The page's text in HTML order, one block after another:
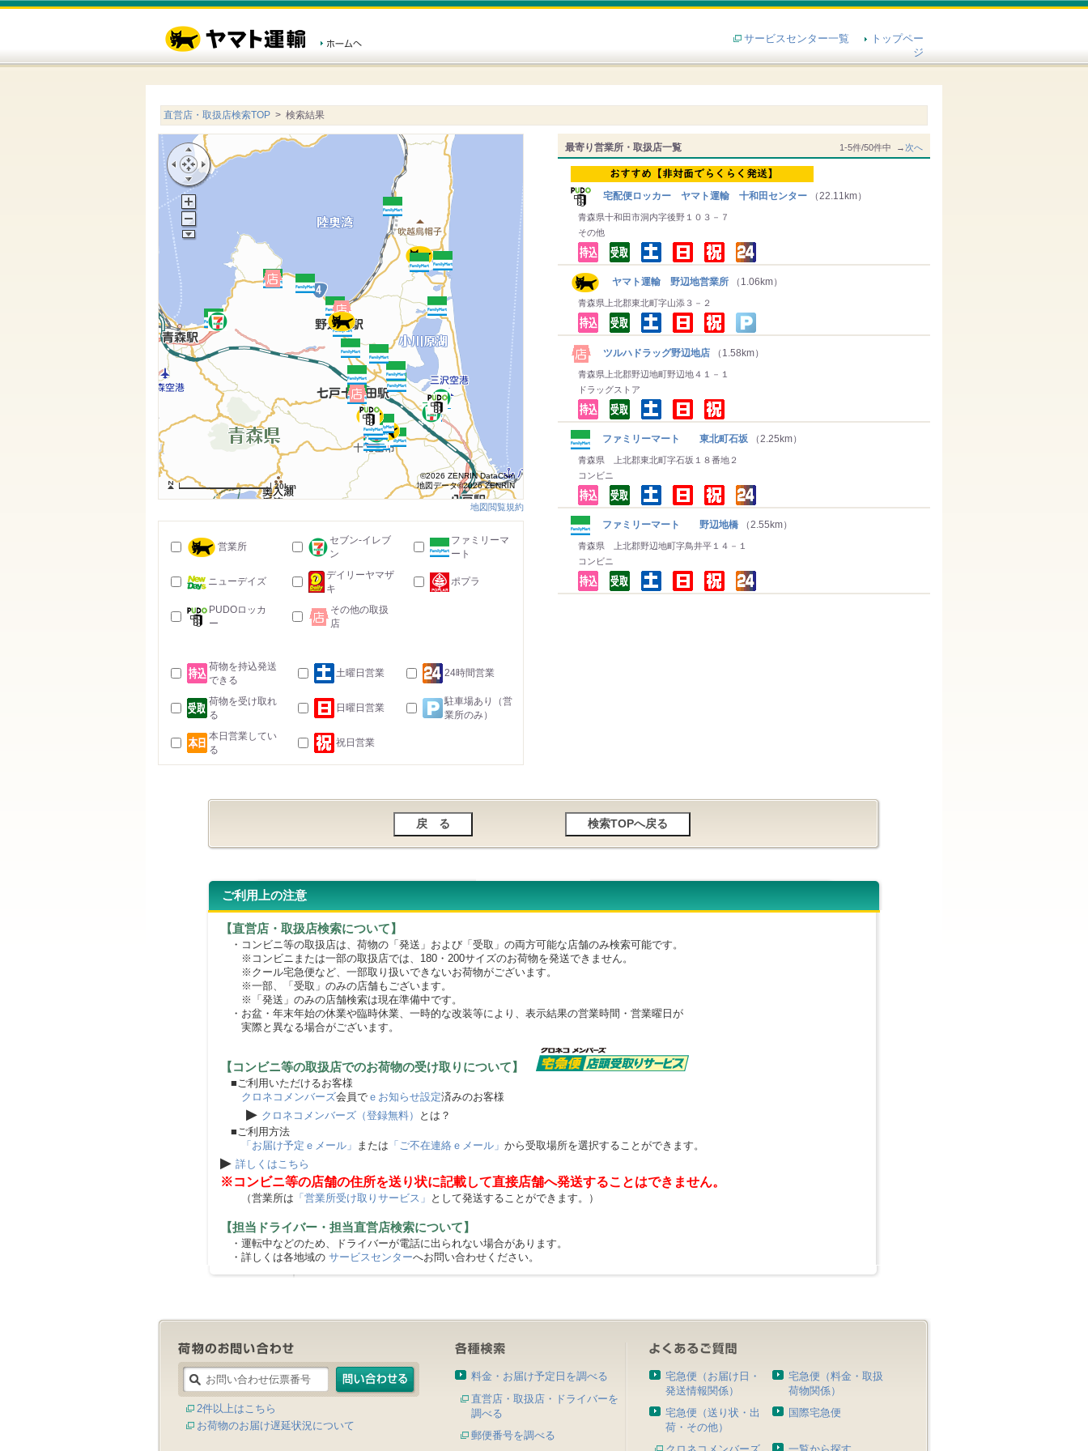
サービスセンター一覧
トップペー
ジ
直営店・取扱店検索TOP > 検索結果
最寄り営業所・取扱店一覧 1-5件/50件中 →次へ
宅配便ロッカー ヤマト運輸 十和田センター （22.11km）
青森県十和田市洞内字後野１０３－７
その他
ヤマト運輸 野辺地営業所 （1.06km）
青森県上北郡東北町字山添３－２
ツルハドラッグ野辺地店 （1.58km）
青森県上北郡野辺地町野辺地４１－１
ドラッグストア
ファミリーマート 東北町石坂 （2.25km）
青森県 上北郡東北町字石坂１８番地２
コンビニ
ファミリーマート 野辺地橋 （2.55km）
青森県 上北郡野辺地町字鳥井平１４－１
コンビニ
20km
©2026 ZENRIN DataCom
地図データ©2026 ZENRIN
地図閲覧規約
営業所
セブン-イレブ
ン
ファミリーマ
ート
ニューデイズ
デイリーヤマザ
キ
ポプラ
PUDOロッカ
ー
その他の取扱
店
荷物を持込発送
できる
土曜日営業 24時間営業
荷物を受け取れ
る
日曜日営業
駐車場あり（営
業所のみ）
本日営業してい
る
祝日営業
ご利用上の注意
【直営店・取扱店検索について】
・コンビニ等の取扱店は、荷物の「発送」および「受取」の両方可能な店舗のみ検索可能です。
※コンビニまたは一部の取扱店では、180・200サイズのお荷物を発送できません。
※クール宅急便など、一部取り扱いできないお荷物がございます。
※一部、「受取」のみの店舗もございます。
※「発送」のみの店舗検索は現在準備中です。
・お盆・年末年始の休業や臨時休業、一時的な改装等により、表示結果の営業時間・営業曜日が
実際と異なる場合がございます。
【コンビニ等の取扱店でのお荷物の受け取りについて】
■ご利用いただけるお客様
クロネコメンバーズ会員で ｅお知らせ設定済みのお客様
▶ クロネコメンバーズ（登録無料）
とは？
■ご利用方法
「お届け予定ｅメール」 または 「ご不在連絡ｅメール」 から受取場所を選択することができます。
▶ 詳しくはこちら
※コンビニ等の店舗の住所を送り状に記載して直接店舗へ発送することはできません。
（営業所は 「営業所受け取りサービス」 として発送することができます。）
【担当ドライバー・担当直営店検索について】
・運転中などのため、ドライバーが電話に出られない場合があります。
・詳しくは各地域の サービスセンターへお問い合わせください。
2件以上はこちら
お荷物のお届け遅延状況について
料金・お届け予定日を調べる
直営店・取扱店・ドライバーを
調べる
郵便番号を調べる
宅急便（お届け日・
発送情報関係）
宅急便（料金・取扱
荷物関係）
宅急便（送り状・出
荷・その他）
国際宅急便